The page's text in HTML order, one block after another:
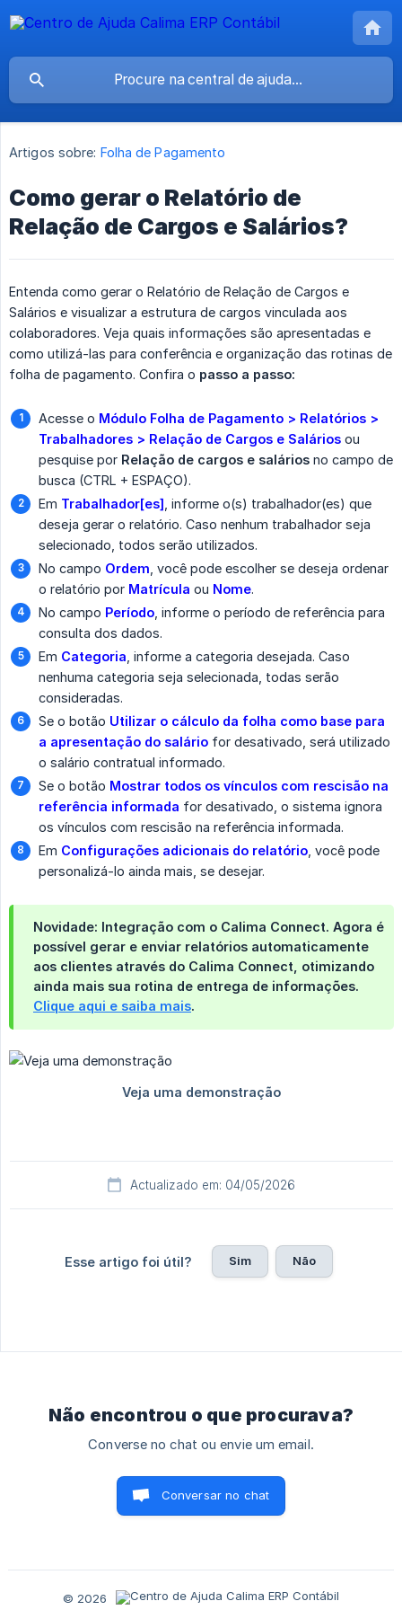
Artigos sobre: Folha de Pagamento
Como gerar o Relatório de
Relação de Cargos e Salários?
Entenda como gerar o Relatório de Relação de Cargos e
Salários e visualizar a estrutura de cargos vinculada aos
colaboradores. Veja quais informações são apresentadas e
como utilizá-las para conferência e organização das rotinas de
folha de pagamento. Confira o passo a passo:
Acesse o Módulo Folha de Pagamento > Relatórios >
Trabalhadores > Relação de Cargos e Salários ou
pesquise por Relação de cargos e salários no campo de
busca (CTRL + ESPAÇO).
Em Trabalhador[es] , informe o(s) trabalhador(es) que
deseja gerar o relatório. Caso nenhum trabalhador seja
selecionado, todos serão utilizados.
No campo Ordem , você pode escolher se deseja ordenar
o relatório por Matrícula ou Nome.
No campo Período , informe o período de referência para
consulta dos dados.
Em Categoria , informe a categoria desejada. Caso
nenhuma categoria seja selecionada, todas serão
consideradas.
Se o botão Utilizar o cálculo da folha como base para
a apresentação do salário for desativado, será utilizado
o salário contratual informado.
Se o botão Mostrar todos os vínculos com rescisão na
referência informada for desativado, o sistema ignora
os vínculos com rescisão na referência informada.
Em Configurações adicionais do relatório , você pode
personalizá-lo ainda mais, se desejar.
Novidade: Integração com o Calima Connect. Agora é
possível gerar e enviar relatórios automaticamente
aos clientes através do Calima Connect , otimizando
ainda mais sua rotina de entrega de informações.
Clique aqui e saiba mais.
Actualizado em: 04/05/2026
Esse artigo foi útil? Sim Não
Não encontrou o que procurava?
Converse no chat ou envie um email.
Conversar no chat
© 2026